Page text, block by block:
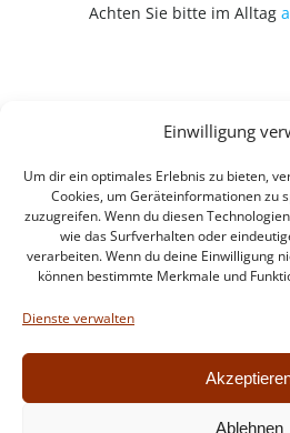
Einwilligung
Um dir ein optimales Erlebnis zu bieten,
Cookies, um Geräteinformationen zu
zuzugreifen. Wenn du diesen
wie das Surfverhalten oder
verarbeiten. Wenn du deine Einwilligung
können bestimmte Merkmale und
Dienste verwalten
Ablehnen
Achten Sie bitte im Alltag
Intern